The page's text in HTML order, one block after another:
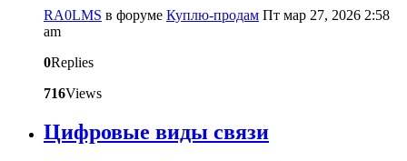
RA0LMS в форуме Куплю-продам Пт мар 27, 2026 2:58
am
0Replies
716Views
Цифровые виды связи